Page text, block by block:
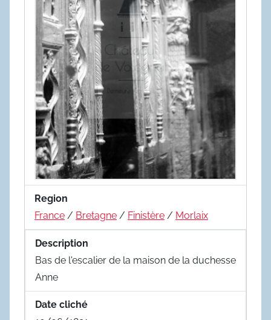
Region
France / Bretagne / Finistère / Morlaix
Description
Bas de l'escalier de la maison de la duchesse
Anne
Date cliché